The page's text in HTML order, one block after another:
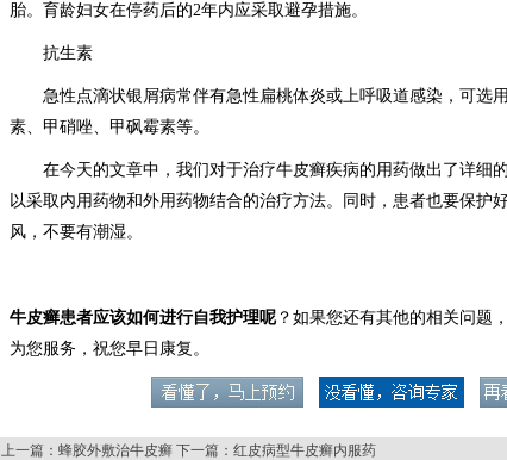
胎。育龄妇女在停药后的2年内应采取避孕措施。
抗生素
急性点滴状银屑病常伴有急性扁桃体炎或上呼吸道感染，可选
素、甲硝唑、甲砜霉素等。
在今天的文章中，我们对于治疗牛皮癣疾病的用药做出了详细
以采取内用药物和外用药物结合的治疗方法。同时，患者也要保护
风，不要有潮湿。
牛皮癣患者应该如何进行自我护理呢 ？如果您还有其他的相关问题
为您服务，祝您早日康复。
上一篇： 蜂胶外敷治牛皮癣 下一篇： 红皮病型牛皮癣内服药